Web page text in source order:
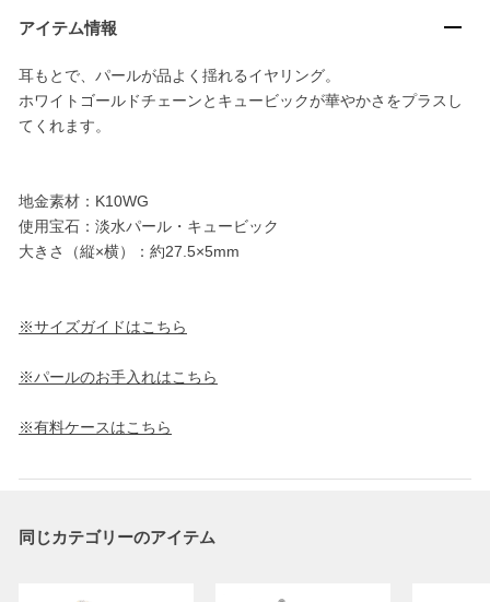
アイテム情報
耳もとで、パールが品よく揺れるイヤリング。
ホワイトゴールドチェーンとキュービックが華やかさをプラスし
てくれます。
地金素材：K10WG
使用宝石：淡水パール・キュービック
大きさ（縦×横）：約27.5×5mm
※サイズガイドはこちら
※パールのお手入れはこちら
※有料ケースはこちら
同じカテゴリーのアイテム